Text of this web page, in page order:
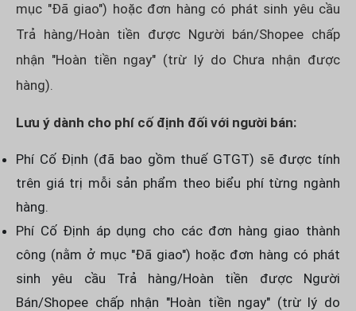
mục "Đã giao") hoặc đơn hàng có phát sinh yêu cầu
Trả hàng/Hoàn tiền được Người bán/Shopee chấp
nhận "Hoàn tiền ngay" (trừ lý do Chưa nhận được
hàng).
Lưu ý dành cho phí cố định đối với người bán:
Phí Cố Định (đã bao gồm thuế GTGT) sẽ được tính
trên giá trị mỗi sản phẩm theo biểu phí từng ngành
hàng.
Phí Cố Định áp dụng cho các đơn hàng giao thành
công (nằm ở mục "Đã giao") hoặc đơn hàng có phát
sinh yêu cầu Trả hàng/Hoàn tiền được Người
Bán/Shopee chấp nhận "Hoàn tiền ngay" (trừ lý do